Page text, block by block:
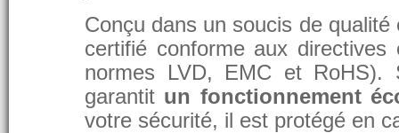
Conçu dans un soucis de
certifié conforme aux
normes LVD, EMC et RoHS).
garantit un fonctionnement
votre sécurité, il est protégé en